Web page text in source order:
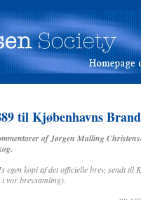
til Kjøbenhavns
af Jørgen Malling
egen kopi af det officielle brev, sendt
vor brevsamling).